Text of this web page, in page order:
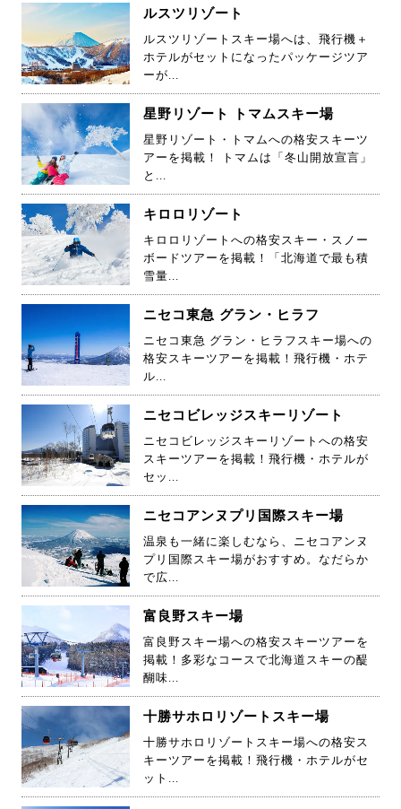
ルスツリゾート
ルスツリゾートスキー場へは、飛行機＋
ホテルがセットになったパッケージツア
ーが...
星野リゾート トマムスキー場
星野リゾート・トマムへの格安スキーツ
アーを掲載！ トマムは「冬山開放宣言」
と...
キロロリゾート
キロロリゾートへの格安スキー・スノー
ボードツアーを掲載！「北海道で最も積
雪量...
ニセコ東急 グラン・ヒラフ
ニセコ東急 グラン・ヒラフスキー場への
格安スキーツアーを掲載！飛行機・ホテ
ル...
ニセコビレッジスキーリゾート
ニセコビレッジスキーリゾートへの格安
スキーツアーを掲載！飛行機・ホテルが
セッ...
ニセコアンヌプリ国際スキー場
温泉も一緒に楽しむなら、ニセコアンヌ
プリ国際スキー場がおすすめ。なだらか
で広...
富良野スキー場
富良野スキー場への格安スキーツアーを
掲載！多彩なコースで北海道スキーの醍
醐味...
十勝サホロリゾートスキー場
十勝サホロリゾートスキー場への格安ス
キーツアーを掲載！飛行機・ホテルがセ
ット...